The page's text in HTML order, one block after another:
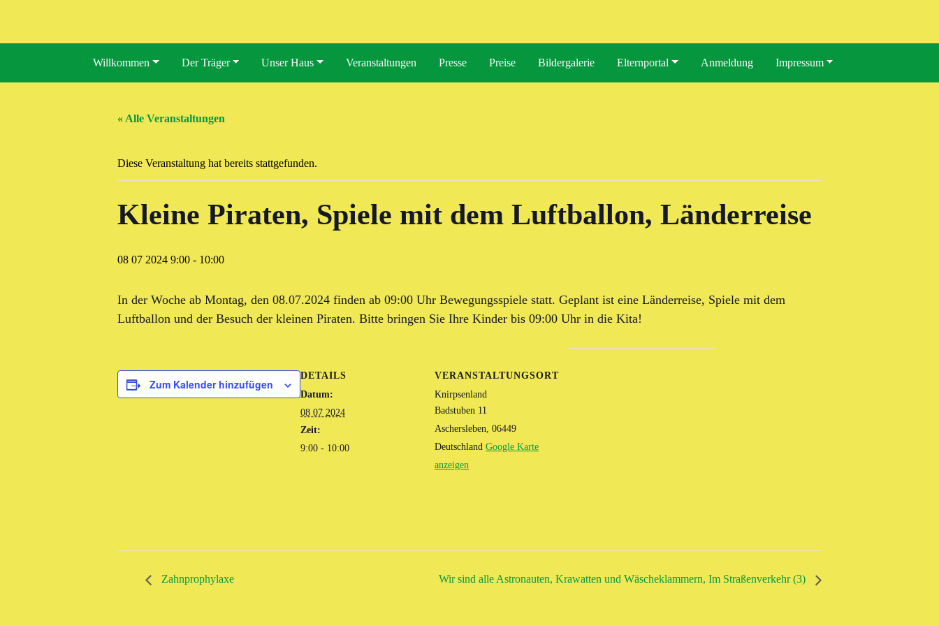
Willkommen Der Träger Unser Haus Veranstaltungen Presse Preise Bildergalerie Elternportal Anmeldung Impressum
« Alle Veranstaltungen
Diese Veranstaltung hat bereits stattgefunden.
Kleine Piraten, Spiele mit dem Luftballon, Länderreise
08 07 2024 9:00 - 10:00
In der Woche ab Montag, den 08.07.2024 finden ab 09:00 Uhr Bewegungsspiele statt. Geplant ist eine Länderreise, Spiele mit dem
Luftballon und der Besuch der kleinen Piraten. Bitte bringen Sie Ihre Kinder bis 09:00 Uhr in die Kita!
Zum Kalender hinzufügen
DETAILS
Datum:
08 07 2024
Zeit:
9:00 - 10:00
VERANSTALTUNGSORT
Knirpsenland
Badstuben 11
Aschersleben, 06449
Deutschland Google Karte
anzeigen
Zahnprophylaxe Wir sind alle Astronauten, Krawatten und Wäscheklammern, Im Straßenverkehr (3)